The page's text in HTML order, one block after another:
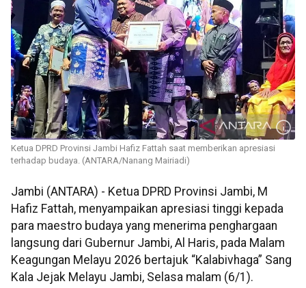
Ketua DPRD Provinsi Jambi Hafiz Fattah saat memberikan apresiasi
terhadap budaya. (ANTARA/Nanang Mairiadi)
Jambi (ANTARA) - Ketua DPRD Provinsi Jambi, M
Hafiz Fattah, menyampaikan apresiasi tinggi kepada
para maestro budaya yang menerima penghargaan
langsung dari Gubernur Jambi, Al Haris, pada Malam
Keagungan Melayu 2026 bertajuk “Kalabivhaga” Sang
Kala Jejak Melayu Jambi, Selasa malam (6/1).